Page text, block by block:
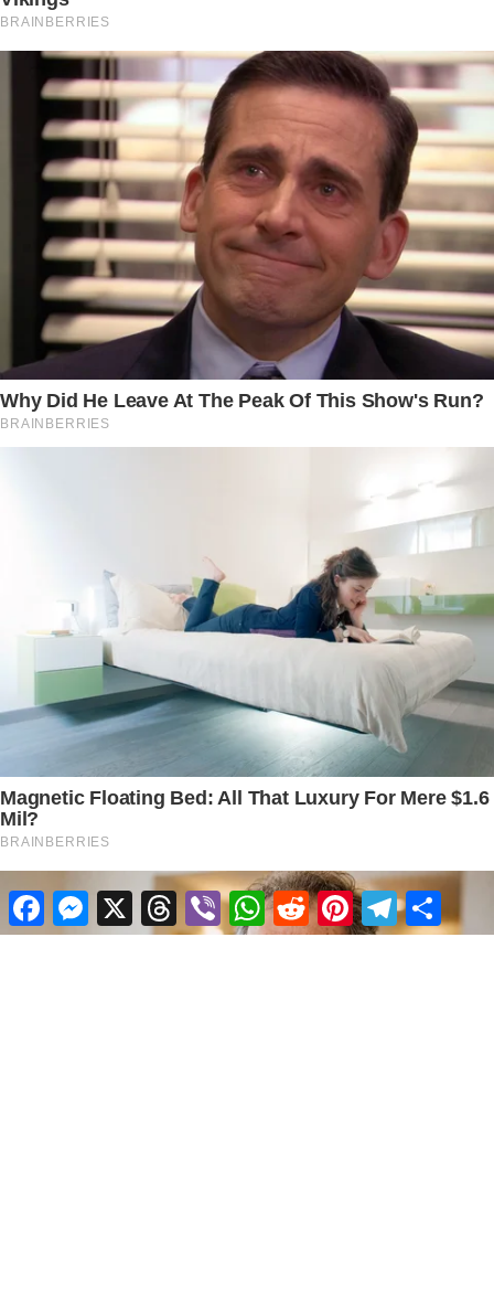
FacebookMessenger
X ThreadsViberWhatsApp
RedditPinterestTelegram